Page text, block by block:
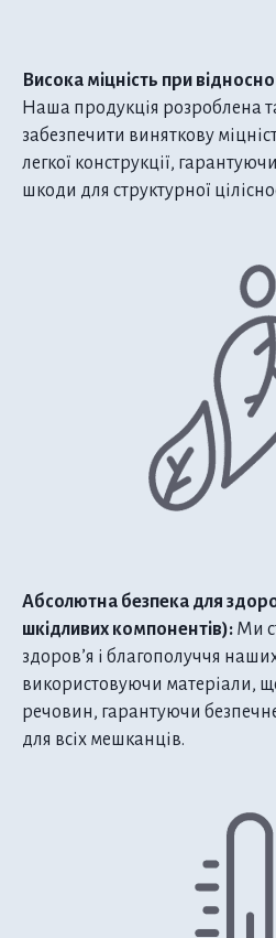
Висока міцність при
Наша продукція розроблена
забезпечити виняткову
легкої конструкції,
шкоди для структурної
Абсолютна безпека для
шкідливих компонентів): Ми
здоров’я і благополуччя
використовуючи матеріали,
речовин, гарантуючи
для всіх мешканців.